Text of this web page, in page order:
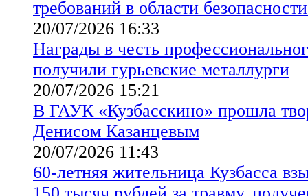
требований в области
20/07/2026 16:33
Награды в честь
получили гурьевские металлурги
20/07/2026 15:21
В ГАУК «Кузбасскино» прошла
Денисом Казанцевым
20/07/2026 11:43
60-летняя жительница Кузбасса